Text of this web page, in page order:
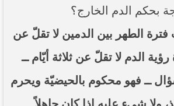
بحكم الدم الخارج؟
فترة الطهر بين الدمين لا تقلّ عن
الدم لا تقلّ عن ثلاثة أيّام ــ
ــ فهو محكوم بالحيضيّة ويحرم